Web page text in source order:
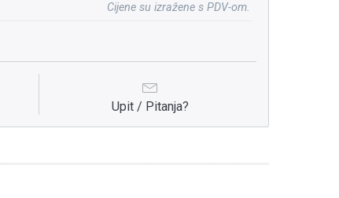
Cijene su izražene s PDV-om.
Upit / Pitanja?